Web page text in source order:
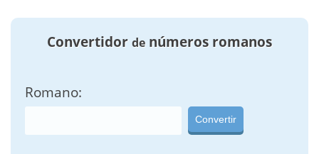
Convertidor de números romanos
Romano:
Convertir